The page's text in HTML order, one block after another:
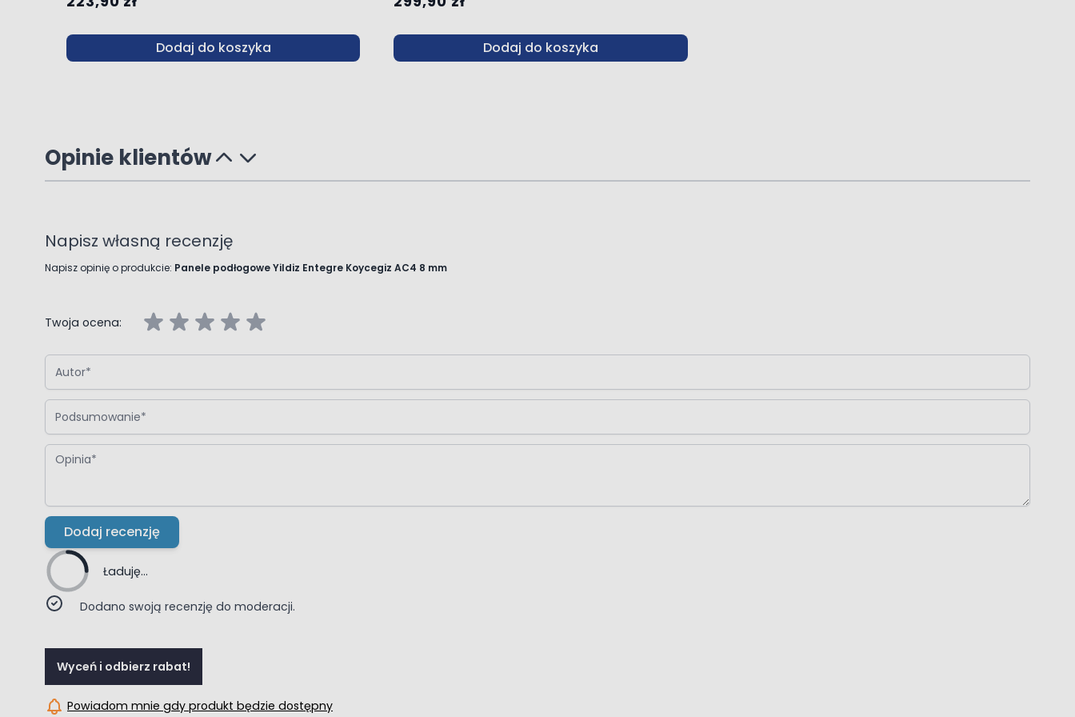
Dodaj do koszyka Dodaj do koszyka
Opinie klientów
Napisz własną recenzję
Napisz opinię o produkcie: Panele podłogowe Yildiz Entegre Koycegiz AC4 8 mm
Twoja ocena:
Autor
Podsumowanie
Opinia
Dodaj recenzję
Ładuję...
Dodano swoją recenzję do moderacji.
Wyceń i odbierz rabat!
Powiadom mnie gdy produkt będzie dostępny